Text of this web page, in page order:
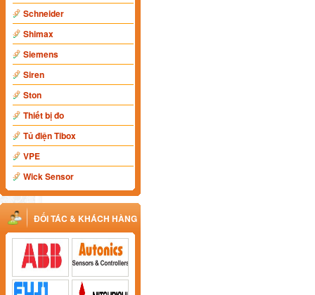
Schneider
Shimax
Siemens
Siren
Ston
Thiết bị đo
Tủ điện Tibox
VPE
Wick Sensor
ĐỐI TÁC & KHÁCH HÀNG